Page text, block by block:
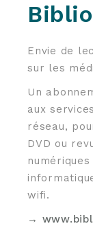
Envie de
sur les
Un
aux
réseau,
DVD ou
wifi.
→